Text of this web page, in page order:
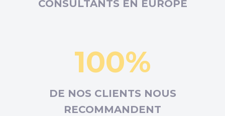
CONSULTANTS EN EUROPE
100%
DE NOS CLIENTS NOUS
RECOMMANDENT